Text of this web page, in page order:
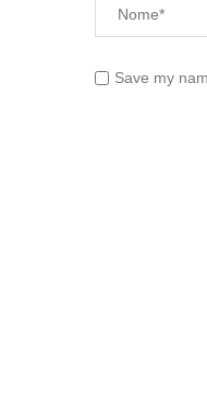
Save my